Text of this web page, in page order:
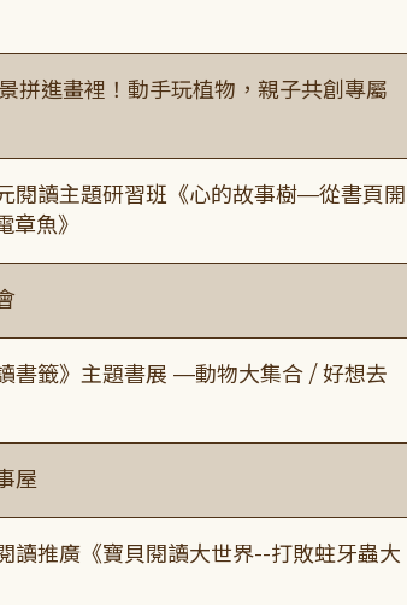
拼進畫裡！動手玩植物，親子共創專屬
閱讀主題研習班《心的故事樹—從書頁開
魚》
書籤》主題書展 —動物大集合 / 好想去
屋
讀推廣《寶貝閱讀大世界--打敗蛀牙蟲大